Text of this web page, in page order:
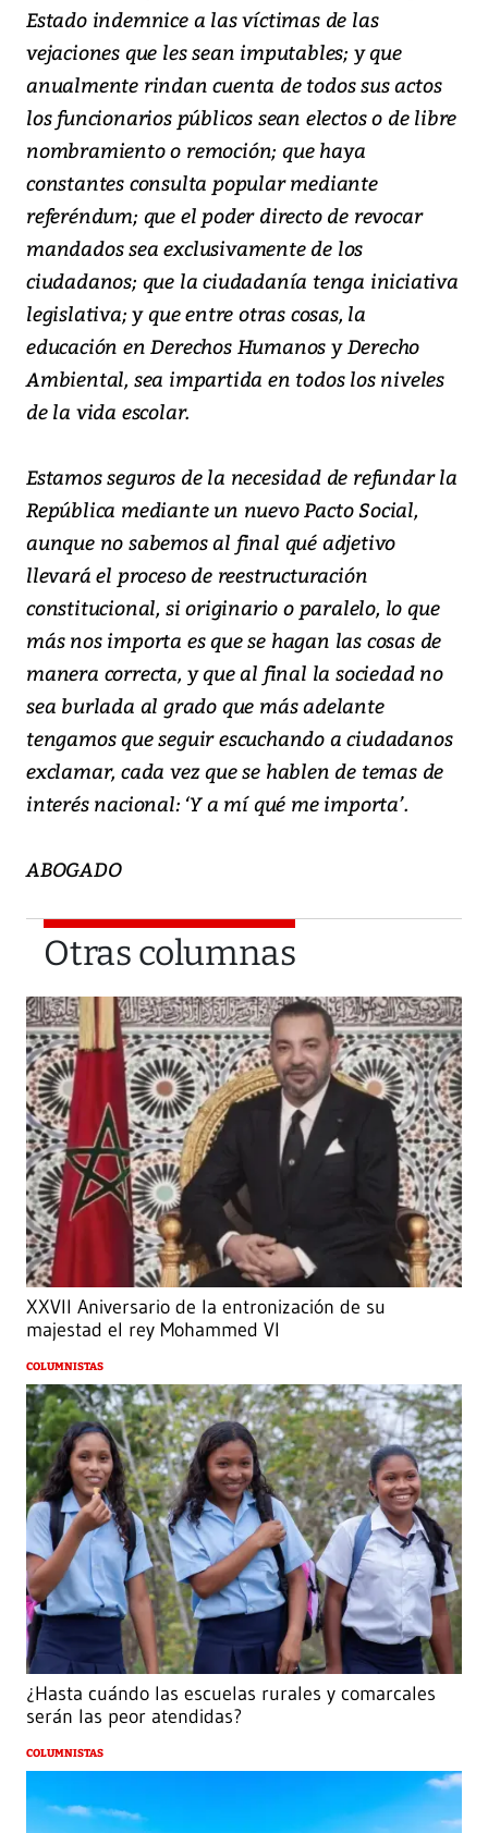
Estado indemnice a las víctimas de las
vejaciones que les sean imputables; y que
anualmente rindan cuenta de todos sus actos
los funcionarios públicos sean electos o de libre
nombramiento o remoción; que haya
constantes consulta popular mediante
referéndum; que el poder directo de revocar
mandados sea exclusivamente de los
ciudadanos; que la ciudadanía tenga iniciativa
legislativa; y que entre otras cosas, la
educación en Derechos Humanos y Derecho
Ambiental, sea impartida en todos los niveles
de la vida escolar.
Estamos seguros de la necesidad de refundar la
República mediante un nuevo Pacto Social,
aunque no sabemos al final qué adjetivo
llevará el proceso de reestructuración
constitucional, si originario o paralelo, lo que
más nos importa es que se hagan las cosas de
manera correcta, y que al final la sociedad no
sea burlada al grado que más adelante
tengamos que seguir escuchando a ciudadanos
exclamar, cada vez que se hablen de temas de
interés nacional: ‘Y a mí qué me importa’.
ABOGADO
Otras columnas
XXVII Aniversario de la entronización de su
majestad el rey Mohammed VI
COLUMNISTAS
¿Hasta cuándo las escuelas rurales y comarcales
serán las peor atendidas?
COLUMNISTAS